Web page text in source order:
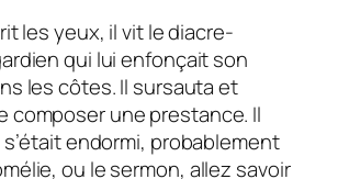
les yeux, il vit le diacre-
qui lui enfonçait son
les côtes. Il sursauta et
composer une prestance. Il
s’était endormi, probablement
ou le sermon, allez savoir